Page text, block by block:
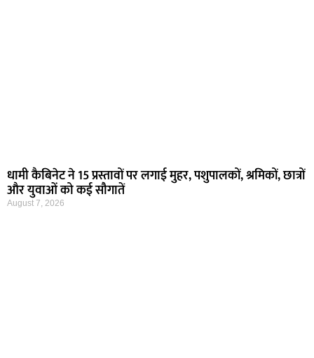
धामी कैबिनेट ने 15 प्रस्तावों पर लगाई मुहर, पशुपालकों, श्रमिकों, छात्रों
और युवाओं को कई सौगातें
August 7, 2026